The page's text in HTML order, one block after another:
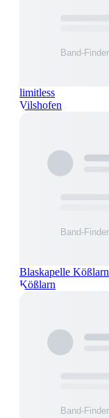
limitless
Vilshofen
Blaskapelle Kößlarn
Kößlarn